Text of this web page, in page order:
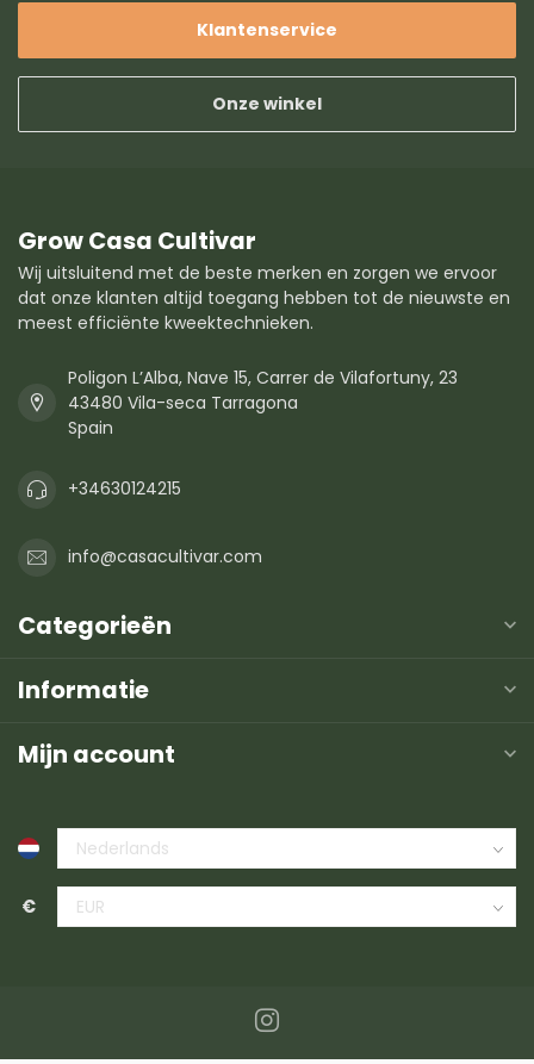
Klantenservice
Onze winkel
Grow Casa Cultivar
Wij uitsluitend met de beste merken en zorgen we ervoor
dat onze klanten altijd toegang hebben tot de nieuwste en
meest efficiënte kweektechnieken.
Poligon L’Alba, Nave 15, Carrer de Vilafortuny, 23
43480 Vila-seca Tarragona
Spain
+34630124215
info@casacultivar.com
Categorieën
Informatie
Mijn account
€